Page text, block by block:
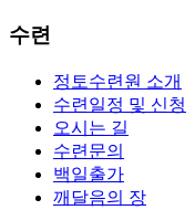
수련
정토수련원 소개
수련일정 및 신청
오시는 길
수련문의
백일출가
깨달음의 장